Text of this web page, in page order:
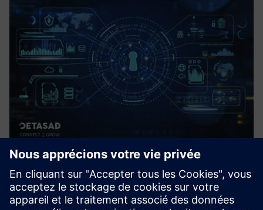
Satellite Connectivity (DETA-
SatConnect)